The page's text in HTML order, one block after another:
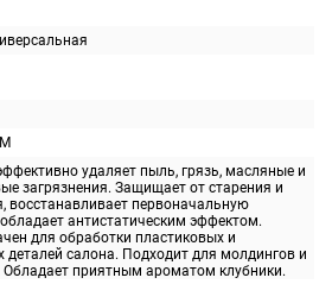
удаляет пыль, грязь, масляные и
загрязнения. Защищает от старения и
восстанавливает первоначальную
обладает антистатическим эффектом.
для обработки пластиковых и
деталей салона. Подходит для молдингов и
приятным ароматом клубники.